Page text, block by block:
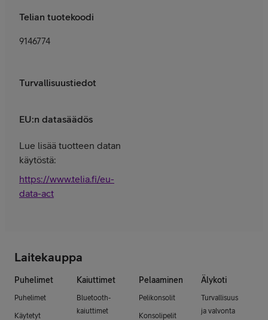
Telian tuotekoodi
9146774
Turvallisuustiedot
EU:n datasäädös
Lue lisää tuotteen datan
käytöstä:
https://www.telia.fi/eu-
data-act
Laitekauppa
Puhelimet
Puhelimet
Käytetyt
Kaiuttimet
Bluetooth-
kaiuttimet
Pelaaminen
Pelikonsolit
Konsolipelit
Älykoti
Turvallisuus
ja valvonta